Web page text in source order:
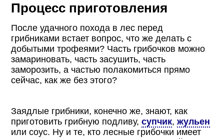
Процесс приготовления
После удачного похода в лес перед
грибниками встает вопрос, что же делать с
добытыми трофеями? Часть грибочков можно
замариновать, часть засушить, часть
заморозить, а частью полакомиться прямо
сейчас, как же без этого?
Заядлые грибники, конечно же, знают, как
приготовить грибную подливу,супчик,жульен
или соус. Ну и те, кто лесные грибочки имеет